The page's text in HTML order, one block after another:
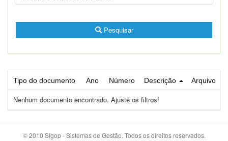
Pesquisar
Tipo do documento Ano Número Descrição Arquivo
Nenhum documento encontrado. Ajuste os filtros!
© 2010 Sigop - Sistemas de Gestão. Todos os direitos reservados.